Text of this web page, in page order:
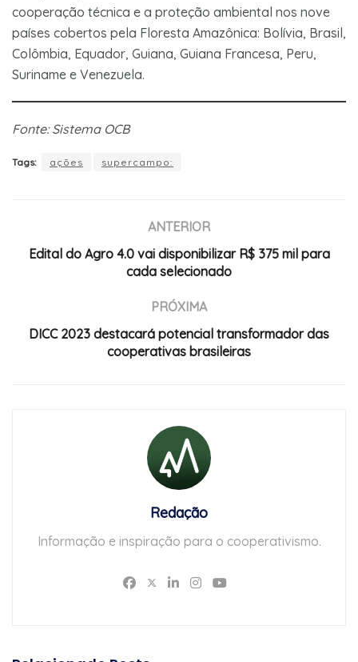
cooperação técnica e a proteção ambiental nos nove
países cobertos pela Floresta Amazônica: Bolívia, Brasil,
Colômbia, Equador, Guiana, Guiana Francesa, Peru,
Suriname e Venezuela.
Fonte: Sistema OCB
Tags: ações supercampo:
ANTERIOR
Edital do Agro 4.0 vai disponibilizar R$ 375 mil para
cada selecionado
PRÓXIMA
DICC 2023 destacará potencial transformador das
cooperativas brasileiras
Redação
Informação e inspiração para o cooperativismo.